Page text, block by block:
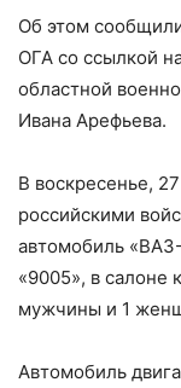
Об этом
ОГА со ссылкой
областной
Ивана Арефьева.
В воскресенье,
российскими
автомобиль
«9005», в салоне
мужчины и 1
Автомобиль